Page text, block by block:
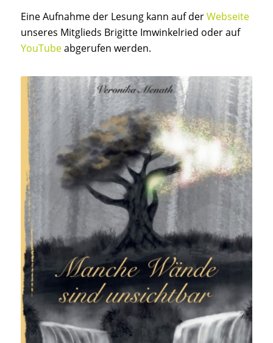
Eine Aufnahme der Lesung kann auf derWebseite
unseres Mitglieds Brigitte Imwinkelried oder auf
YouTubeabgerufen werden.